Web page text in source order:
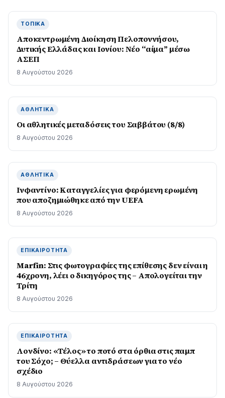
ΤΟΠΙΚΆ
Αποκεντρωμένη Διοίκηση Πελοποννήσου,
Δυτικής Ελλάδας και Ιονίου: Νέο “αίμα” μέσω
ΑΣΕΠ
8 Αυγούστου 2026
ΑΘΛΗΤΙΚΆ
Οι αθλητικές μεταδόσεις του Σαββάτου (8/8)
8 Αυγούστου 2026
ΑΘΛΗΤΙΚΆ
Ινφαντίνο: Καταγγελίες για φερόμενη ερωμένη
που αποζημιώθηκε από την UEFA
8 Αυγούστου 2026
ΕΠΙΚΑΙΡΌΤΗΤΑ
Marfin: Στις φωτογραφίες της επίθεσης δεν είναι η
46χρονη, λέει ο δικηγόρος της – Απολογείται την
Τρίτη
8 Αυγούστου 2026
ΕΠΙΚΑΙΡΌΤΗΤΑ
Λονδίνο: «Τέλος» το ποτό στα όρθια στις παμπ
του Σόχο; – Θύελλα αντιδράσεων για το νέο
σχέδιο
8 Αυγούστου 2026